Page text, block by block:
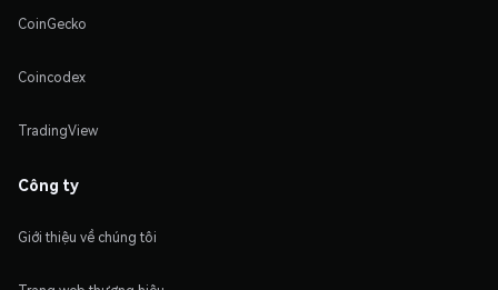
CoinGecko
Coincodex
TradingView
Công ty
Giới thiệu về chúng tôi